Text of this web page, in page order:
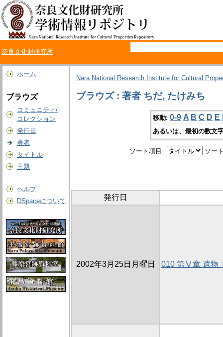
奈良文化財研究所
ホーム
ブラウズ
コミュニティ/
コレクション
発行日
著者
タイトル
主題
ヘルプ
DSpaceについて
Nara National Research Institute for Cultural
ブラウズ : 著者 ちだ, たけみち
移動: 0-9 A B C D E
あるいは、最初の数文
ソート項目: ソー
発行日
2002年3月25日月曜日 010 第Ⅴ章 遺物